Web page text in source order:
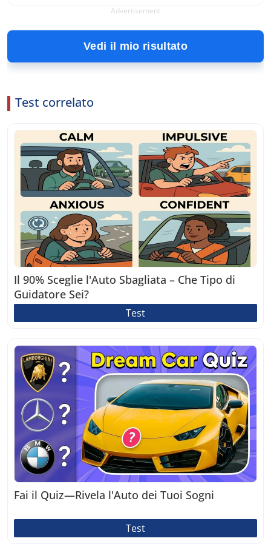
Advertisement
Vedi il mio risultato
Test correlato
Il 90% Sceglie l'Auto Sbagliata – Che Tipo di
Guidatore Sei?
Test
Fai il Quiz—Rivela l'Auto dei Tuoi Sogni
Test